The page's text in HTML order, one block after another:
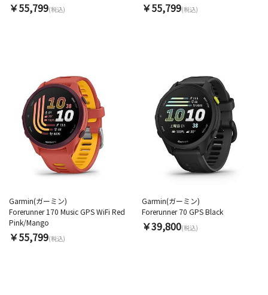
￥55,799(税込) ￥55,799(税込)
Garmin(ガーミン)
Forerunner 170 Music GPS WiFi Red
Pink/Mango
￥55,799(税込)
Garmin(ガーミン)
Forerunner 70 GPS Black
￥39,800(税込)